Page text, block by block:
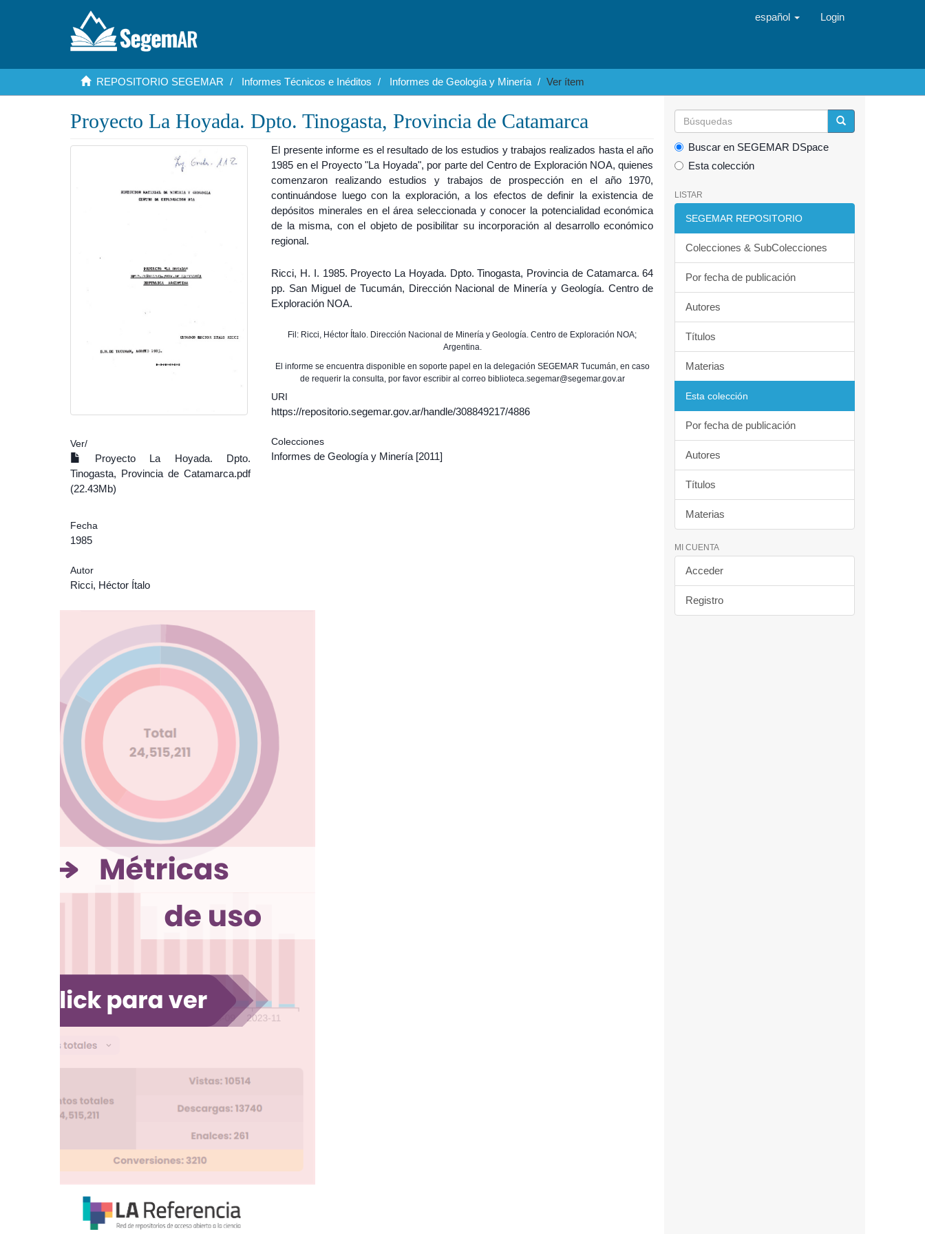
español Login
REPOSITORIO SEGEMAR Informes Técnicos e Inéditos Informes de Geología y Minería Ver ítem
Proyecto La Hoyada. Dpto. Tinogasta, Provincia de Catamarca
Ver/
Proyecto La Hoyada. Dpto.
Tinogasta, Provincia de Catamarca.pdf
(22.43Mb)
Fecha
1985
Autor
Ricci, Héctor Ítalo
El presente informe es el resultado de los estudios y trabajos realizados hasta el año
1985 en el Proyecto "La Hoyada", por parte del Centro de Exploración NOA, quienes
comenzaron realizando estudios y trabajos de prospección en el año 1970,
continuándose luego con la exploración, a los efectos de definir la existencia de
depósitos minerales en el área seleccionada y conocer la potencialidad económica
de la misma, con el objeto de posibilitar su incorporación al desarrollo económico
regional.
Ricci, H. I. 1985. Proyecto La Hoyada. Dpto. Tinogasta, Provincia de Catamarca. 64
pp. San Miguel de Tucumán, Dirección Nacional de Minería y Geología. Centro de
Exploración NOA.
Fil: Ricci, Héctor Ítalo. Dirección Nacional de Minería y Geología. Centro de Exploración NOA;
Argentina.
El informe se encuentra disponible en soporte papel en la delegación SEGEMAR Tucumán, en caso
de requerir la consulta, por favor escribir al correo biblioteca.segemar@segemar.gov.ar
URI
https://repositorio.segemar.gov.ar/handle/308849217/4886
Colecciones
Informes de Geología y Minería [2011]
Buscar en SEGEMAR DSpace
Esta colección
LISTAR
SEGEMAR REPOSITORIO
Colecciones & SubColecciones
Por fecha de publicación
Autores
Títulos
Materias
Esta colección
Por fecha de publicación
Autores
Títulos
Materias
MI CUENTA
Acceder
Registro